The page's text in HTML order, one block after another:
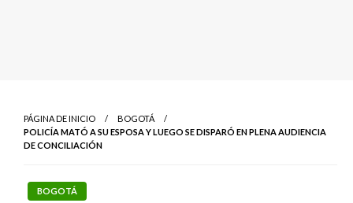
PÁGINA DE INICIO
BOGOTÁ
POLICÍA MATÓ A SU ESPOSA Y LUEGO SE DISPARÓ EN PLENA AUDIENCIA
DE CONCILIACIÓN
BOGOTÁ